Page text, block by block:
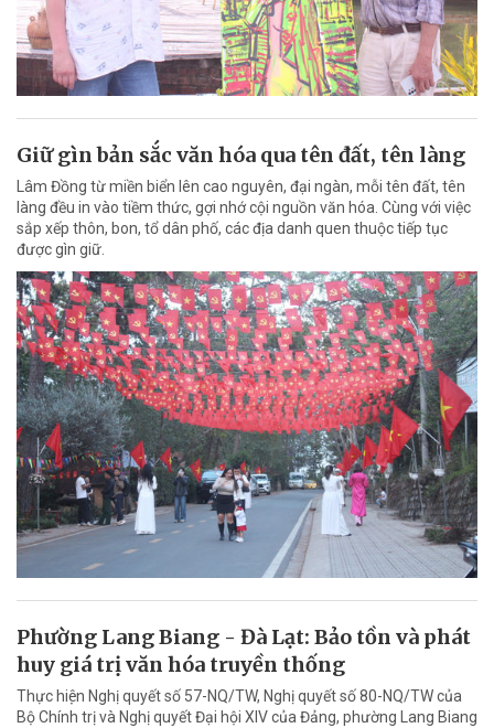
Giữ gìn bản sắc văn hóa qua tên đất, tên làng
Lâm Đồng từ miền biển lên cao nguyên, đại ngàn, mỗi tên đất, tên
làng đều in vào tiềm thức, gợi nhớ cội nguồn văn hóa. Cùng với việc
sắp xếp thôn, bon, tổ dân phố, các địa danh quen thuộc tiếp tục
được gìn giữ.
Phường Lang Biang - Đà Lạt: Bảo tồn và phát
huy giá trị văn hóa truyền thống
Thực hiện Nghị quyết số 57-NQ/TW, Nghị quyết số 80-NQ/TW của
Bộ Chính trị và Nghị quyết Đại hội XIV của Đảng, phường Lang Biang